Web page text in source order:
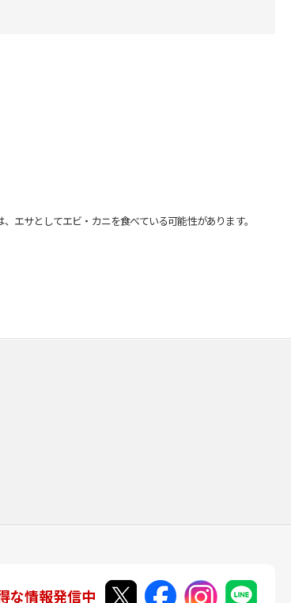
サとしてエビ・カニを食べている可能性があります。
な情報発信中